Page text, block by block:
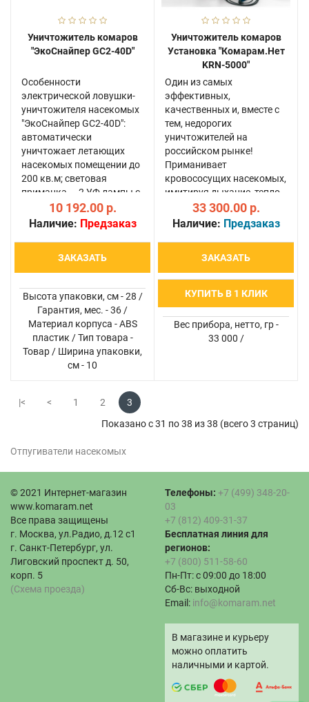
Уничтожитель комаров
"ЭкоСнайпер GC2-40D"
Особенности
электрической ловушки-
уничтожителя насекомых
"ЭкоСнайпер GC2-40D":
автоматически
уничтожает летающих
насекомых помещении до
200 кв.м; световая
приманка — 2 УФ лампы с
рабочим ресурсом до
10000 часов;
микроразрядами тока;
внутре..
10 192.00 р.
Наличие: Предзаказ
ЗАКАЗАТЬ
Высота упаковки, см - 28 /
Гарантия, мес. - 36 /
Материал корпуса - ABS
пластик / Тип товара -
Товар / Ширина упаковки,
см - 10
Уничтожитель комаров
Установка "Комарам.Нет
KRN-5000"
Один из самых
эффективных,
качественных и, вместе с
тем, недорогих
уничтожителей на
российском рынке!
Приманивает
кровососущих насекомых,
имитируя дыхание, тепло
человеческого тела, а
также специальные
(НОВЕЙШЕЕ вещество-
аттрактант "Нонаналь"),
затем всасыв..
33 300.00 р.
Наличие: Предзаказ
ЗАКАЗАТЬ
КУПИТЬ В 1 КЛИК
Вес прибора, нетто, гр -
33 000 /
|< < 1 2
3
Показано с 31 по 38 из 38 (всего 3 страниц)
Отпугиватели насекомых
© 2021 Интернет-магазин
www.komaram.net
Все права защищены
г. Москва, ул.Радио, д.12 с1
г. Санкт-Петербург, ул.
Лиговский проспект д. 50,
корп. 5
(Схема проезда)
Телефоны: +7 (499) 348-20-
03
+7 (812) 409-31-37
Бесплатная линия для
регионов:
+7 (800) 511-58-60
Пн-Пт: с 09:00 до 18:00
Сб-Вс: выходной
Email: info@komaram.net
В магазине и курьеру
можно оплатить
наличными и картой.